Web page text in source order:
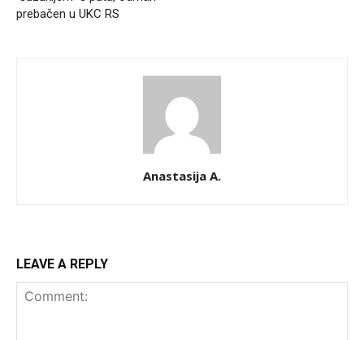
prebačen u UKC RS
Anastasija A.
LEAVE A REPLY